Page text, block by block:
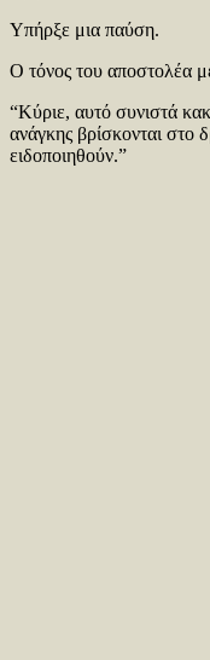
Υπήρξε μια παύση.
Ο τόνος του αποστολέα
“Κύριε, αυτό συνιστά
ανάγκης βρίσκονται στο
ειδοποιηθούν.”